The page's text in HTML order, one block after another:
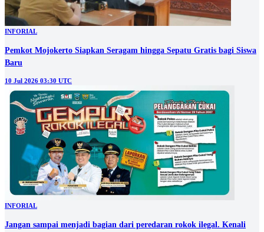
INFORIAL
Pemkot Mojokerto Siapkan Seragam hingga Sepatu Gratis bagi Siswa
Baru
10 Jul 2026 03:30 UTC
INFORIAL
Jangan sampai menjadi bagian dari peredaran rokok ilegal. Kenali